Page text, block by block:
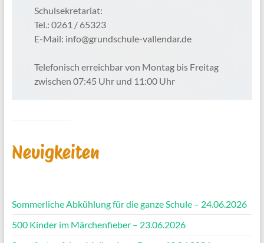
Schulsekretariat:
Tel.: 0261 / 65323
E-Mail: info@grundschule-vallendar.de
Telefonisch erreichbar von Montag bis Freitag
zwischen 07:45 Uhr und 11:00 Uhr
Neuigkeiten
Sommerliche Abkühlung für die ganze Schule – 24.06.2026
500 Kinder im Märchenfieber – 23.06.2026